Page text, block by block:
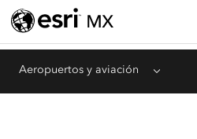
Aeropuertos y aviación Menu